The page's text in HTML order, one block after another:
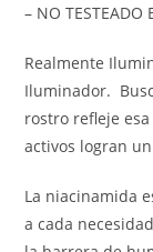
– NO TESTEADO
Realmente
Iluminador.
rostro refleje
activos logran
La niacinamida
a cada